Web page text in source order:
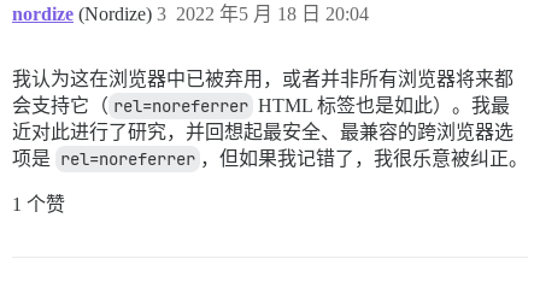
nordize (Nordize) 2022 年5 月 18 日 20:04
3
我认为这在浏览器中已被弃用，或者并非所有浏览器将来都
会支持它（ rel=noreferrer HTML 标签也是如此）。我最
近对此进行了研究，并回想起最安全、最兼容的跨浏览器选
项是 rel=noreferrer ，但如果我记错了，我很乐意被纠正。
1 个赞